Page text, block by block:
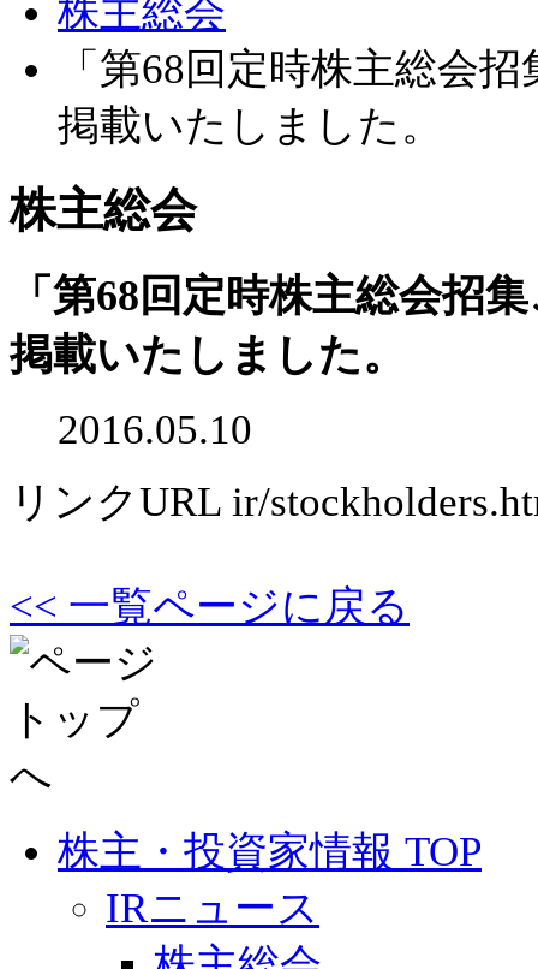
株主総会
「第68回定時株主総会
掲載いたしました。
株主総会
「第68回定時株主総会招
掲載いたしました。
2016.05.10
リンクURL ir/
<< 一覧ページに戻る
株主・投資家情報 TOP
IRニュース